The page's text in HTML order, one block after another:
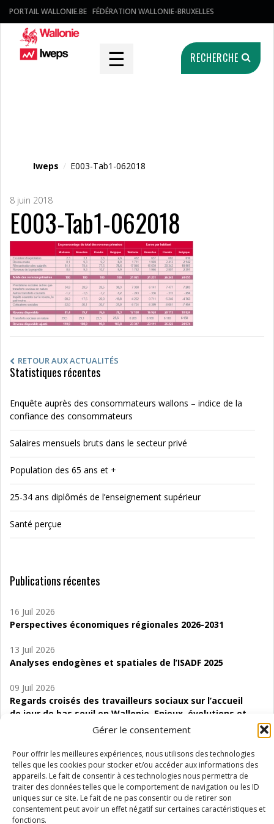
Gérer le consentement
Pour offrir les meilleures expériences, nous utilisons des technologies
telles que les cookies pour stocker et/ou accéder aux informations des
appareils. Le fait de consentir à ces technologies nous permettra de
traiter des données telles que le comportement de navigation ou les ID
uniques sur ce site. Le fait de ne pas consentir ou de retirer son
consentement peut avoir un effet négatif sur certaines caractéristiques et
fonctions.
PORTAIL WALLONIE.BE FÉDÉRATION WALLONIE-BRUXELLES
☰ RECHERCHE
Iweps / E003-Tab1-062018
8 juin 2018
E003-Tab1-062018
RETOUR AUX ACTUALITÉS
Statistiques récentes
Enquête auprès des consommateurs wallons – indice de la
confiance des consommateurs
Salaires mensuels bruts dans le secteur privé
Population des 65 ans et +
25-34 ans diplômés de l’enseignement supérieur
Santé perçue
Publications récentes
16 Juil 2026
Perspectives économiques régionales 2026-2031
13 Juil 2026
Analyses endogènes et spatiales de l’ISADF 2025
09 Juil 2026
Regards croisés des travailleurs sociaux sur l’accueil
de jour de bas seuil en Wallonie. Enjeux, évolutions et
06 Juil 2026
Étude d’évaluabilité des Structures
d’accompagnement à l’autocréation d’emploi (SAACE)
01 Juil 2026
Pénurie du personnel infirmier :quels indicateurs